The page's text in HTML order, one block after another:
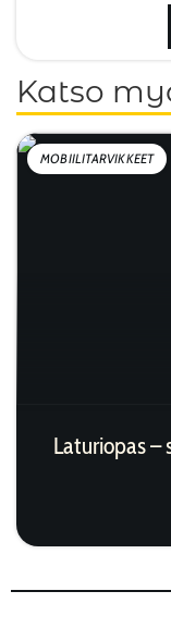
Katso
MOBIILITARVIKKEET
Laturiopas